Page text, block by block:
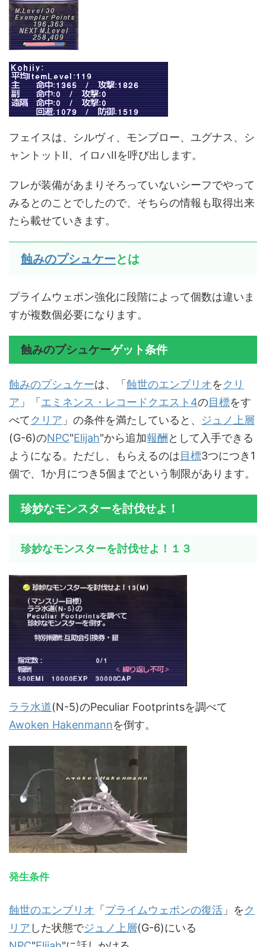
フェイスは、シルヴィ、モンブロー、ユグナス、シ
ャントットII、イロハIIを呼び出します。
フレが装備があまりそろっていないシーフでやって
みるとのことでしたので、そちらの情報も取得出来
たら載せていきます。
蝕みのプシュケーとは
プライムウェポン強化に段階によって個数は違いま
すが複数個必要になります。
蝕みのプシュケーゲット条件
蝕みのプシュケーは、「 蝕世のエンブリオをクリ
ア 」「 エミネンス・レコードクエスト4の目標をす
べてクリア 」の条件を満たしていると、 ジュノ上層
(G-6)のNPC"Elijah"から追加報酬 として入手できる
ようになる。ただし、もらえるのは目標3つにつき1
個で、1か月につき5個までという制限があります。
珍妙なモンスターを討伐せよ！
珍妙なモンスターを討伐せよ！１３
ララ水道(N-5)のPeculiar Footprintsを調べて
Awoken Hakenmannを倒す。
発生条件
蝕世のエンブリオ 「 プライムウェポンの復活 」をク
リア した状態でジュノ上層(G-6)にいる